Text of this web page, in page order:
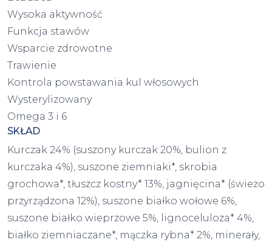
Wysoka aktywność
Funkcja stawów
Wsparcie zdrowotne
Trawienie
Kontrola powstawania kul włosowych
Wysterylizowany
Omega 3 i 6
SKŁAD
Kurczak 24% (suszony kurczak 20%, bulion z
kurczaka 4%), suszone ziemniaki*, skrobia
grochowa*, tłuszcz kostny* 13%, jagnięcina* (świeżo
przyrządzona 12%), suszone białko wołowe 6%,
suszone białko wieprzowe 5%, lignoceluloza* 4%,
białko ziemniaczane*, mączka rybna* 2%, minerały,